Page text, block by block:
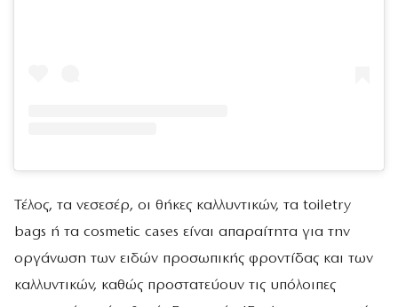
Τέλος, τα νεσεσέρ, οι θήκες καλλυντικών, τα toiletry
bags ή τα cosmetic cases είναι απαραίτητα για την
οργάνωση των ειδών προσωπικής φροντίδας και των
καλλυντικών, καθώς προστατεύουν τις υπόλοιπες